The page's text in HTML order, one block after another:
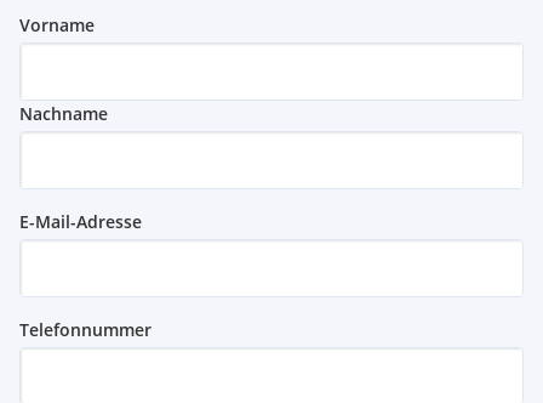
Vorname
Nachname
E-Mail-Adresse
Telefonnummer